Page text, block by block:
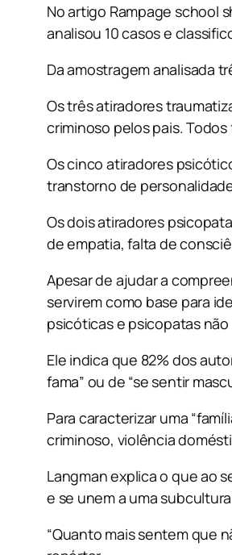
No artigo Rampage school
analisou 10 casos e
Da amostragem analisada
Os três atiradores
criminoso pelos pais.
Os cinco atiradores
transtorno de
Os dois atiradores
de empatia, falta de
Apesar de ajudar a
servirem como base para
psicóticas e psicopatas
Ele indica que 82% dos
fama” ou de “se sentir
Para caracterizar uma
criminoso, violência
Langman explica o que ao
e se unem a uma
“Quanto mais sentem que